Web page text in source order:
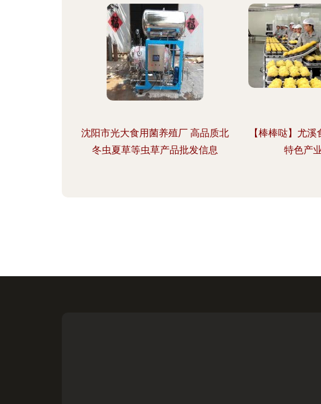
沈阳市光大食用菌养殖厂 高品质北
冬虫夏草等虫草产品批发信息
【棒棒哒】尤
特色产